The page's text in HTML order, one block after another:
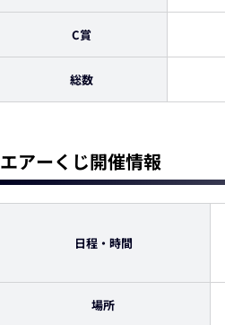
C賞
総数
エアーくじ開催情報
日程・時間
場所